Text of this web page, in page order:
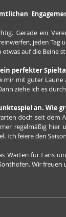
Gerade ein
jeden
auf die Beine
perfekter
mir mit guter
ziehe ich es
an. Wie
doch seit dem
regelmäßig hier
Ich feiere den
Warten für Fans
Wir freuen